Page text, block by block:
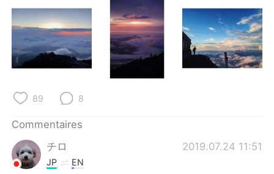
89 8
Commentaires
チロ
2019.07.24 11:51
JP EN